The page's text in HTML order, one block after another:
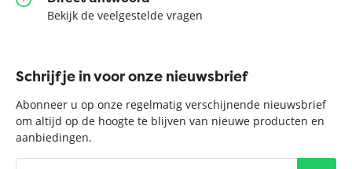
Bekijk de veelgestelde vragen
Schrijf je in voor onze nieuwsbrief
Abonneer u op onze regelmatig verschijnende nieuwsbrief
om altijd op de hoogte te blijven van nieuwe producten en
aanbiedingen.